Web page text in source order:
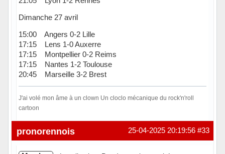
Dimanche 27 avril
15:00 Angers 0-2 Lille
17:15 Lens 1-0 Auxerre
17:15 Montpellier 0-2 Reims
17:15 Nantes 1-2 Toulouse
20:45 Marseille 3-2 Brest
J'ai volé mon âme à un clown Un cloclo mécanique du rock'n'roll
cartoon
Hors ligne #33
25-04-2025 20:19:56
pronorennois